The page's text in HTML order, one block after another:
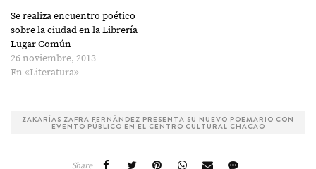
Se realiza encuentro poético
sobre la ciudad en la Librería
Lugar Común
26 noviembre, 2013
En «Literatura»
ZAKARÍAS ZAFRA FERNÁNDEZ PRESENTA SU NUEVO POEMARIO CON
EVENTO PÚBLICO EN EL CENTRO CULTURAL CHACAO
Share